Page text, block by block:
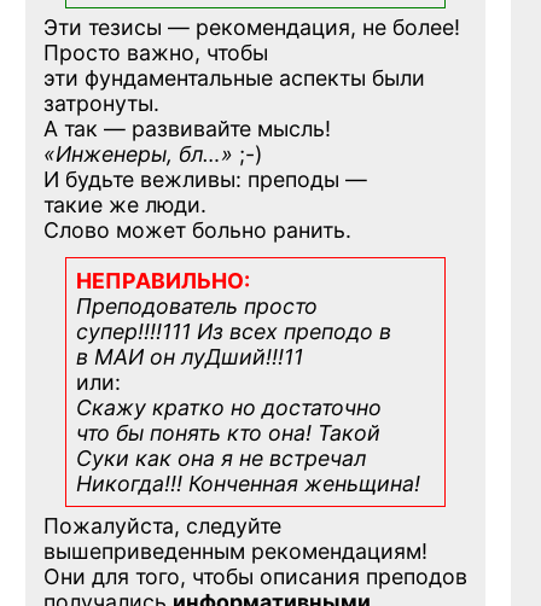
Эти тезисы — рекомендация, не более!
Просто важно, чтобы
эти фундаментальные аспекты были
затронуты.
А так — развивайте мысль!
«Инженеры, бл…» ;-)
И будьте вежливы: преподы —
такие же люди.
Слово может больно ранить.
НЕПРАВИЛЬНО:
Преподователь просто
супер!!!!111 Из всех преподо в
в МАИ он луДший!!!11
или:
Скажу кратко но достаточно
что бы понять кто она! Такой
Суки как она я не встречал
Никогда!!! Конченная женьщина!
Пожалуйста, следуйте
вышеприведенным рекомендациям!
Они для того, чтобы описания преподов